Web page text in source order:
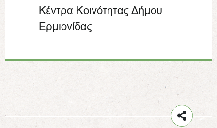
Κέντρα Κοινότητας Δήμου
Ερμιονίδας